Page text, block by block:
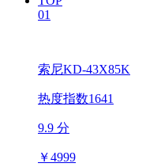
01
索尼KD-43X85K
热度指数1641
9.9 分
￥4999